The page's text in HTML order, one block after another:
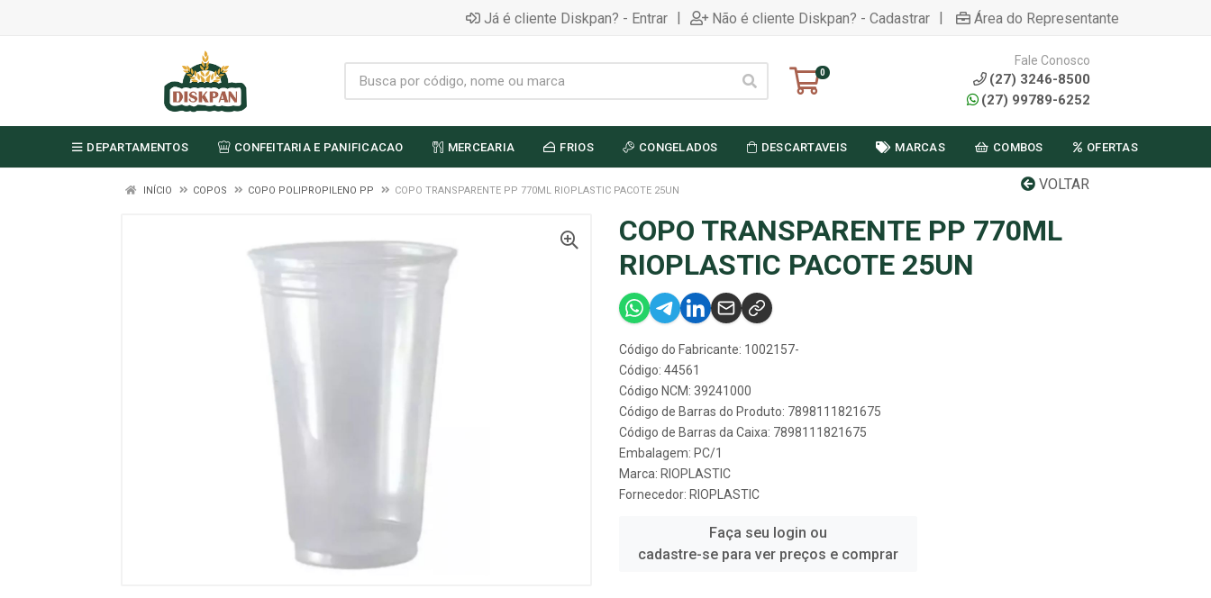
Já é cliente Diskpan? - Entrar | Não é cliente Diskpan? - Cadastrar | Área do Representante
0
Fale Conosco
(27) 3246-8500
(27) 99789-6252
DEPARTAMENTOS CONFEITARIA E PANIFICACAO MERCEARIA FRIOS CONGELADOS DESCARTAVEIS MARCAS COMBOS OFERTAS
VOLTAR
INÍCIO COPOS COPO POLIPROPILENO PP COPO TRANSPARENTE PP 770ML RIOPLASTIC PACOTE 25UN
COPO TRANSPARENTE PP 770ML
RIOPLASTIC PACOTE 25UN
Código do Fabricante: 1002157-
Código: 44561
Código NCM: 39241000
Código de Barras do Produto: 7898111821675
Código de Barras da Caixa: 7898111821675
Embalagem: PC/1
Marca: RIOPLASTIC
Fornecedor: RIOPLASTIC
Faça seu login ou
cadastre-se para ver preços e comprar